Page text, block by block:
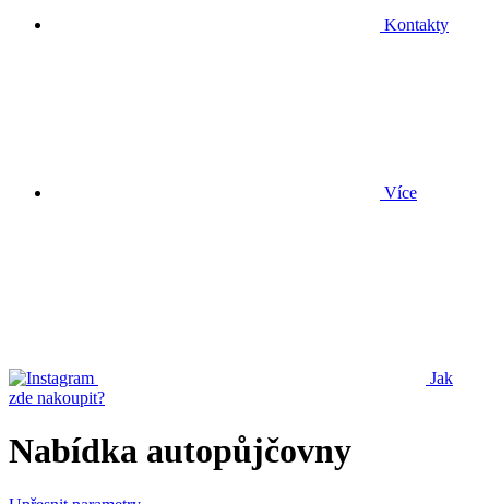
Kontakty
Více
Jak
zde nakoupit?
Nabídka autopůjčovny